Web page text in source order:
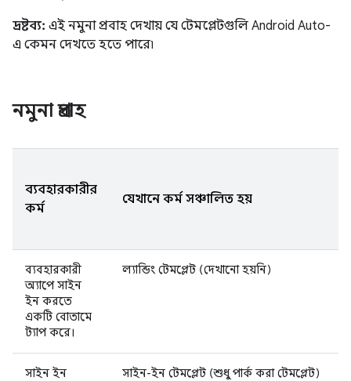
দ্রষ্টব্য: এই নমুনা প্রবাহ দেখায় যে টেমপ্লেটগুলি Android Auto-
এ কেমন দেখতে হতে পারে৷
নমুনা প্রবাহ
ব্যবহারকারীর
কর্ম
যেখানে কর্ম সঞ্চালিত হয়
ব্যবহারকারী
অ্যাপে সাইন
ইন করতে
একটি বোতামে
ট্যাপ করে।
ল্যান্ডিং টেমপ্লেট (দেখানো হয়নি)
সাইন ইন
সাইন-ইন টেমপ্লেট (শুধু পার্ক করা টেমপ্লেট)